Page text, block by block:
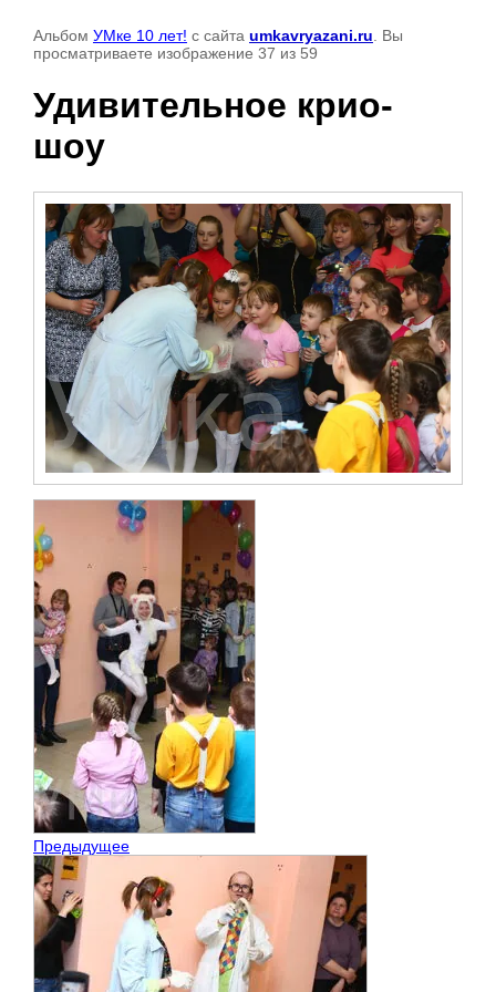
Альбом УМке 10 лет! с сайта umkavryazani.ru . Вы
просматриваете изображение 37 из 59
Удивительное крио-
шоу
Предыдущее